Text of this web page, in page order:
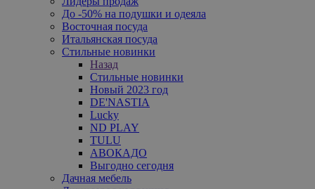
До -50% на подушки и одеяла
Восточная посуда
Итальянская посуда
Стильные новинки
Назад
Стильные новинки
Новый 2023 год
DE'NASTIA
Lucky
ND PLAY
TULU
АВОКАДО
Выгодно сегодня
Дачная мебель